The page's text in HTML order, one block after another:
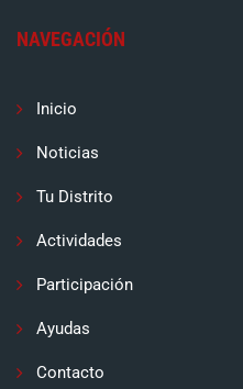
NAVEGACIÓN
Inicio
Noticias
Tu Distrito
Actividades
Participación
Ayudas
Contacto